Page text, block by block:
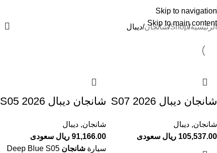
Skip to navigation
Skip to main content
الرئيسية Shop شانجان ديبال
شانجان ديبال S07 2026
شانجان, ديبال
105,537.00 ريال سعودى
شانجان ديبال S05 2026
شانجان, ديبال
91,166.00 ريال سعودى
سيارة شانجان Deep Blue S05